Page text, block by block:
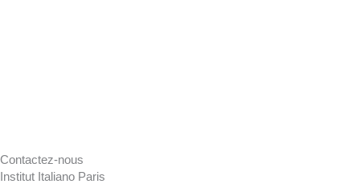
Contactez-nous
Institut Italiano Paris